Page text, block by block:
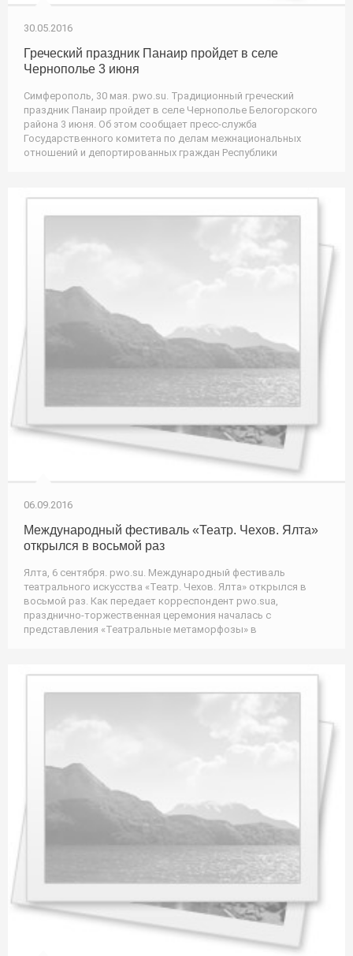
30.05.2016
Греческий праздник Панаир пройдет в селе
Чернополье 3 июня
Симферополь, 30 мая. pwo.su. Традиционный греческий
праздник Панаир пройдет в селе Чернополье Белогорского
района 3 июня. Об этом сообщает пресс-служба
Государственного комитета по делам межнациональных
отношений и депортированных граждан Республики
06.09.2016
Международный фестиваль «Театр. Чехов. Ялта»
открылся в восьмой раз
Ялта, 6 сентября. pwo.su. Международный фестиваль
театрального искусства «Театр. Чехов. Ялта» открылся в
восьмой раз. Как передает корреспондент pwo.suа,
празднично-торжественная церемония началась с
представления «Театральные метаморфозы» в